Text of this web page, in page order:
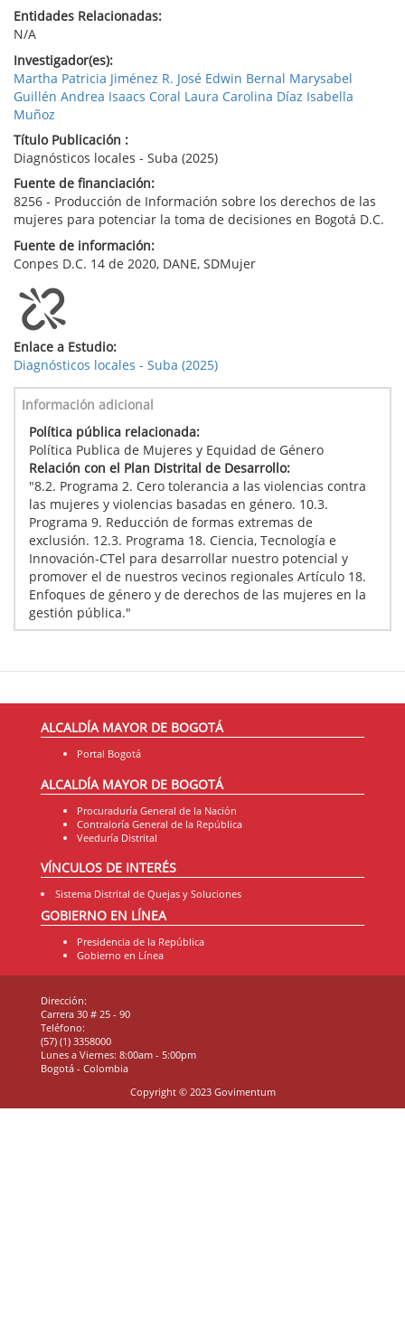
Entidades Relacionadas:
N/A
Investigador(es):
Martha Patricia Jiménez R. José Edwin Bernal Marysabel
Guillén Andrea Isaacs Coral Laura Carolina Díaz Isabella
Muñoz
Título Publicación :
Diagnósticos locales - Suba (2025)
Fuente de financiación:
8256 - Producción de Información sobre los derechos de las
mujeres para potenciar la toma de decisiones en Bogotá D.C.
Fuente de información:
Conpes D.C. 14 de 2020, DANE, SDMujer
Enlace a Estudio:
Diagnósticos locales - Suba (2025)
Información adicional
Política pública relacionada:
Política Publica de Mujeres y Equidad de Género
Relación con el Plan Distrital de Desarrollo:
"8.2. Programa 2. Cero tolerancia a las violencias contra
las mujeres y violencias basadas en género. 10.3.
Programa 9. Reducción de formas extremas de
exclusión. 12.3. Programa 18. Ciencia, Tecnología e
Innovación-CTel para desarrollar nuestro potencial y
promover el de nuestros vecinos regionales Artículo 18.
Enfoques de género y de derechos de las mujeres en la
gestión pública."
ALCALDÍA MAYOR DE BOGOTÁ
Portal Bogotá
ALCALDÍA MAYOR DE BOGOTÁ
Procuraduría General de la Nación
Contraloría General de la República
Veeduría Distrital
VÍNCULOS DE INTERÉS
Sistema Distrital de Quejas y Soluciones
GOBIERNO EN LÍNEA
Presidencia de la República
Gobierno en Línea
Dirección:
Carrera 30 # 25 - 90
Teléfono:
(57) (1) 3358000
Lunes a Viernes: 8:00am - 5:00pm
Bogotá - Colombia
Copyright © 2023 Govimentum